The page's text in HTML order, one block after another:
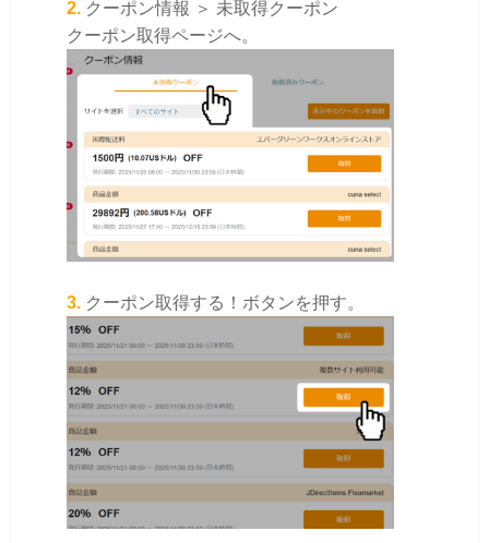
2. クーポン情報 ＞ 未取得クーポン
クーポン取得ページへ。
3. クーポン取得する！ボタンを押す。